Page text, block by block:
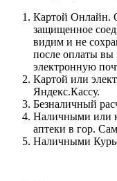
Картой Онлайн.
защищенное
видим и не
после оплаты вы
электронную
Картой или
Яндекс.Кассу.
Безналичный
Наличными или
аптеки в гор.
Наличными